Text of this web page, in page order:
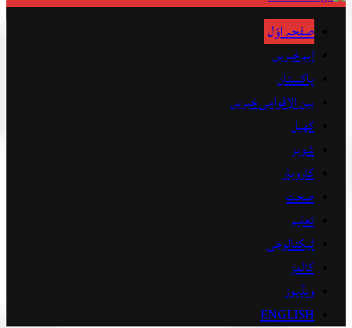
صفحہ اوّل
اہم خبریں
پاکستان
بین الاقوامی خبریں
کھیل
شوبز
کاروبار
صحت
تعلیم
ٹیکنالوجی
کالمز
ویڈیوز
ENGLISH